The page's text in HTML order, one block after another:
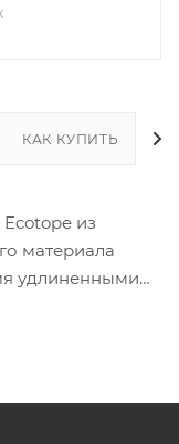
КАК КУПИТЬ
из
материала
удлиненными